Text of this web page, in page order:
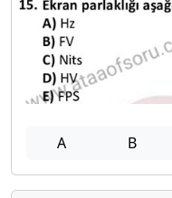
A B